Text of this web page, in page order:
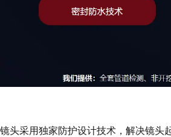
镜头采用独家防护设计技术，解决镜头